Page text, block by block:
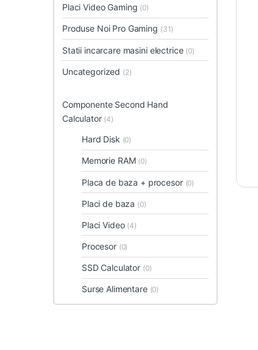
Placi Video Gaming (0)
Produse Noi Pro Gaming (31)
Statii incarcare masini electrice (0)
Uncategorized (2)
Componente Second Hand
Calculator (4)
Hard Disk (0)
Memorie RAM (0)
Placa de baza + procesor (0)
Placi de baza (0)
Placi Video (4)
Procesor (0)
SSD Calculator (0)
Surse Alimentare (0)